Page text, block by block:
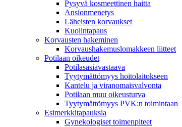
Pysyvä kosmeettinen haitta
Ansionmenetys
Läheisten korvaukset
Kuolintapaus
Korvausten hakeminen
Korvaushakemuslomakkeen liitteet
Potilaan oikeudet
Potilasasiavastaava
Tyytymättömyys hoitolaitokseen
Kantelu ja viranomaisvalvonta
Potilaan muu oikeusturva
Tyytymättömyys PVK:n toimintaan
Esimerkkitapauksia
Gynekologiset toimenpiteet